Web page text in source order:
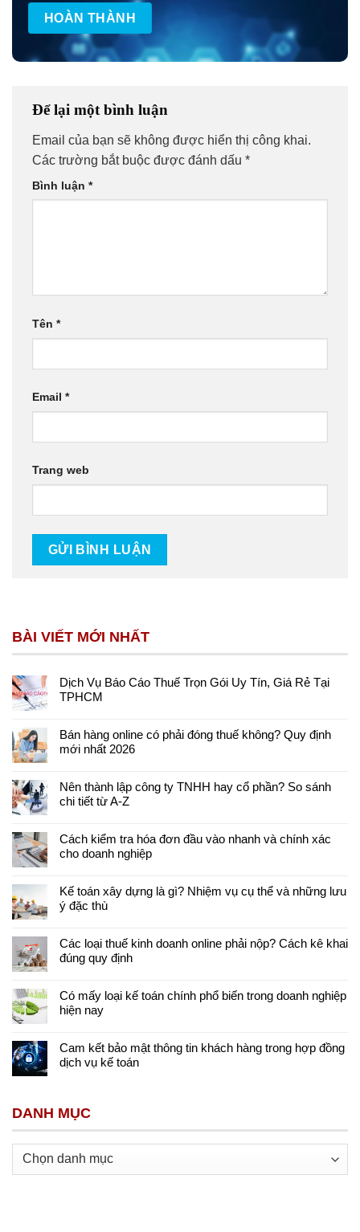
Để lại một bình luận
Email của bạn sẽ không được hiển thị công khai.
Các trường bắt buộc được đánh dấu *
Bình luận *
Tên *
Email *
Trang web
BÀI VIẾT MỚI NHẤT
Dịch Vụ Báo Cáo Thuế Trọn Gói Uy Tín, Giá Rẻ Tại
TPHCM
Bán hàng online có phải đóng thuế không? Quy định
mới nhất 2026
Nên thành lập công ty TNHH hay cổ phần? So sánh
chi tiết từ A-Z
Cách kiểm tra hóa đơn đầu vào nhanh và chính xác
cho doanh nghiệp
Kế toán xây dựng là gì? Nhiệm vụ cụ thể và những lưu
ý đặc thù
Các loại thuế kinh doanh online phải nộp? Cách kê khai
đúng quy định
Có mấy loại kế toán chính phổ biến trong doanh nghiệp
hiện nay
Cam kết bảo mật thông tin khách hàng trong hợp đồng
dịch vụ kế toán
DANH MỤC
Danh